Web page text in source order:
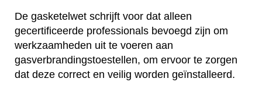
De gasketelwet schrijft voor dat alleen
gecertificeerde professionals bevoegd zijn om
werkzaamheden uit te voeren aan
gasverbrandingstoestellen, om ervoor te zorgen
dat deze correct en veilig worden geïnstalleerd.